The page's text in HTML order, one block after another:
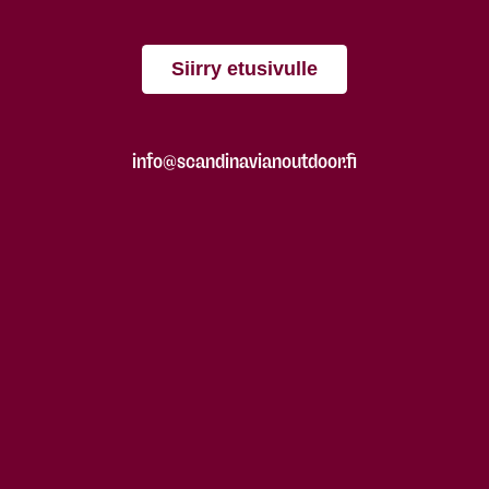
Siirry etusivulle
info@scandinavianoutdoor.fi